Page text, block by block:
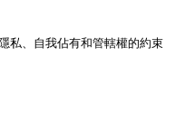
私、自我佔有和管轄權的約束